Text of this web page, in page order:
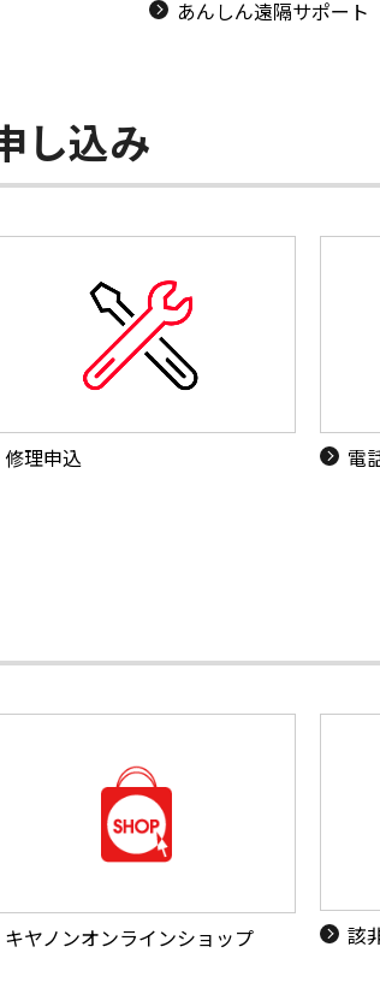
あんしん遠隔サポート
し込み
修理申込 電
キヤノンオンラインショップ 該